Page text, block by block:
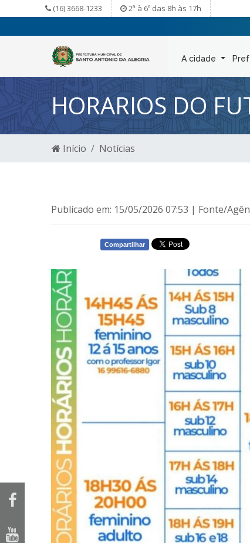
(16) 3668-1233 2ª à 6º das 8h às 17h
A cidade
HORARIOS DO
Início Notícias
Publicado em: 15/05/2026 07:53 | Fonte/
Compartilhar